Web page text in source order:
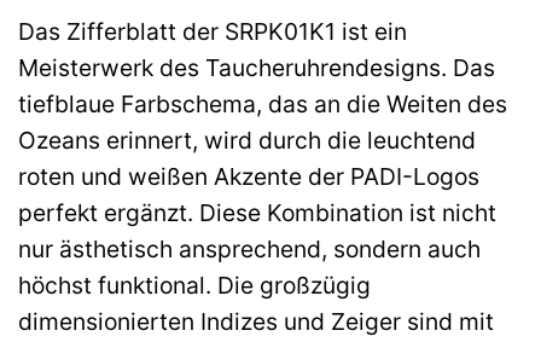
Das Zifferblatt der SRPK01K1 ist ein
Meisterwerk des Taucheruhrendesigns. Das
tiefblaue Farbschema, das an die Weiten des
Ozeans erinnert, wird durch die leuchtend
roten und weißen Akzente der PADI-Logos
perfekt ergänzt. Diese Kombination ist nicht
nur ästhetisch ansprechend, sondern auch
höchst funktional. Die großzügig
dimensionierten Indizes und Zeiger sind mit